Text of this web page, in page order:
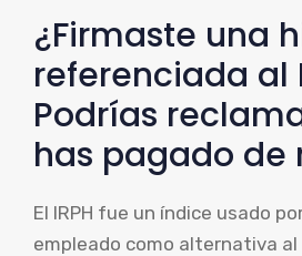
¿Firmaste una
referenciada al
Podrías
has pagado de
El IRPH fue un índice usado
empleado como alternativa al